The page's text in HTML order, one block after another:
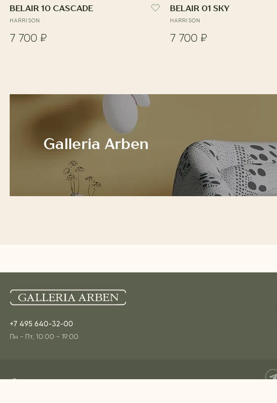
BELAIR 10 CASCADE
HARRISON
7 700 ₽
BELAIR 01 SKY
HARRISON
7 700 ₽
Galleria Arben
+7 495 640-32-00
Пн - Пт, 10:00 - 19:00